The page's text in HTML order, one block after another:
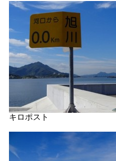
キロポスト